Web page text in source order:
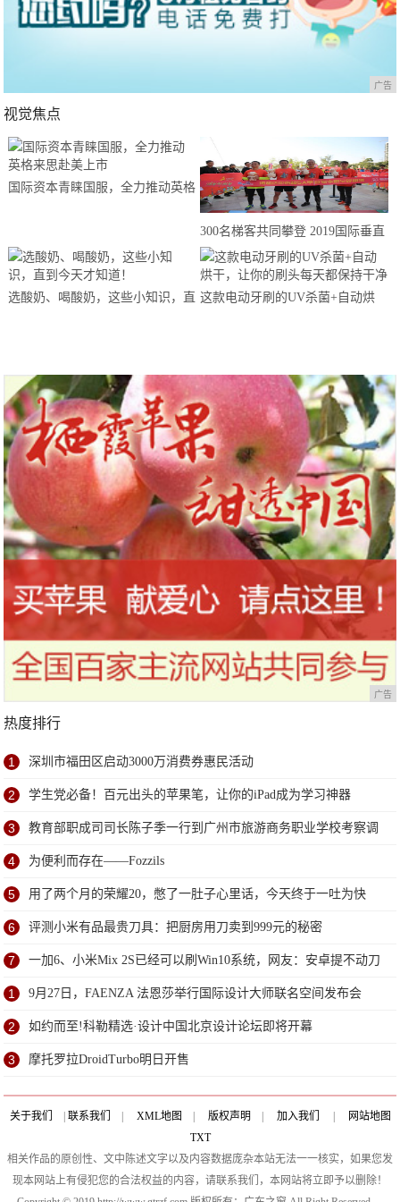
广告
视觉焦点
国际资本青睐国服，全力推动英格
300名梯客共同攀登 2019国际垂直
马拉松超级精英赛顺德海骏达中心
站欢乐开跑
选酸奶、喝酸奶，这些小知识，直 这款电动牙刷的UV杀菌+自动烘
广告
热度排行
1 深圳市福田区启动3000万消费券惠民活动
2 学生党必备！百元出头的苹果笔，让你的iPad成为学习神器
3 教育部职成司司长陈子季一行到广州市旅游商务职业学校考察调
研
4 为便利而存在——Fozzils
5 用了两个月的荣耀20，憋了一肚子心里话，今天终于一吐为快
6 评测小米有品最贵刀具：把厨房用刀卖到999元的秘密
7 一加6、小米Mix 2S已经可以刷Win10系统，网友：安卓提不动刀
了？
1 9月27日，FAENZA 法恩莎举行国际设计大师联名空间发布会
2 如约而至!科勒精选·设计中国北京设计论坛即将开幕
3 摩托罗拉DroidTurbo明日开售
关于我们 联系我们 XML地图 版权声明 加入我们
网站地图
TXT
相关作品的原创性、文中陈述文字以及内容数据庞杂本站无法一一核实，如果您发
现本网站上有侵犯您的合法权益的内容，请联系我们，本网站将立即予以删除！